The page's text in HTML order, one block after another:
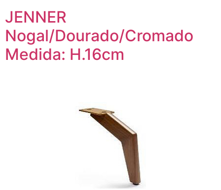
JENNER
Nogal/Dourado/Cromado
Medida: H.16cm